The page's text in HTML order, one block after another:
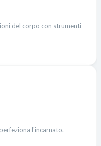
del corpo con strumenti
l'incarnato.